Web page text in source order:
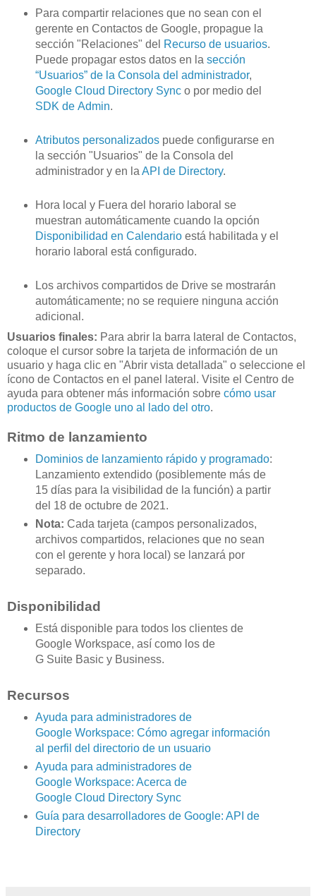
Para compartir relaciones que no sean con el
gerente en Contactos de Google, propague la
sección "Relaciones" del Recurso de usuarios.
Puede propagar estos datos en la sección
“Usuarios” de la Consola del administrador,
Google Cloud Directory Synco por medio del
SDK de Admin.
Atributos personalizadospuede configurarse en
la sección "Usuarios" de la Consola del
administrador y en la API de Directory.
Hora local y Fuera del horario laboral se
muestran automáticamente cuando la opción
Disponibilidad en Calendarioestá habilitada y el
horario laboral está configurado.
Los archivos compartidos de Drive se mostrarán
automáticamente; no se requiere ninguna acción
adicional.
Usuarios finales: Para abrir la barra lateral de Contactos,
coloque el cursor sobre la tarjeta de información de un
usuario y haga clic en "Abrir vista detallada" o seleccione el
ícono de Contactos en el panel lateral. Visite el Centro de
ayuda para obtener más información sobre cómo usar
productos de Google uno al lado del otro.
Ritmo de lanzamiento
Dominios de lanzamiento rápido y programado:
Lanzamiento extendido (posiblemente más de
15 días para la visibilidad de la función) a partir
del 18 de octubre de 2021.
Nota: Cada tarjeta (campos personalizados,
archivos compartidos, relaciones que no sean
con el gerente y hora local) se lanzará por
separado.
Disponibilidad
Está disponible para todos los clientes de
Google Workspace, así como los de
G Suite Basic y Business.
Recursos
Ayuda para administradores de
Google Workspace: Cómo agregar información
al perfil del directorio de un usuario
Ayuda para administradores de
Google Workspace: Acerca de
Google Cloud Directory Sync
Guía para desarrolladores de Google: API de
Directory